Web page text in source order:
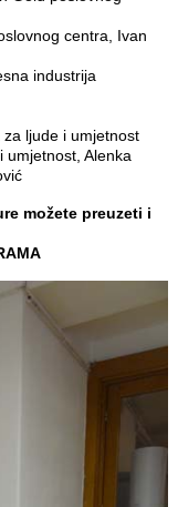
centra, Ivan
industrija
ljude i umjetnost
Alenka
možete preuzeti i